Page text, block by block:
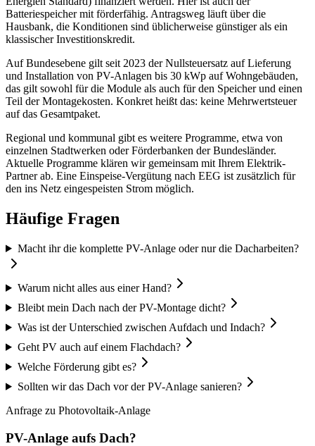
Batteriespeicher mit förderfähig. Antragsweg läuft über die
Hausbank, die Konditionen sind üblicherweise günstiger als ein
klassischer Investitionskredit.
Auf Bundesebene gilt seit 2023 der Nullsteuersatz auf Lieferung
und Installation von PV-Anlagen bis 30 kWp auf Wohngebäuden,
das gilt sowohl für die Module als auch für den Speicher und einen
Teil der Montagekosten. Konkret heißt das: keine Mehrwertsteuer
auf das Gesamtpaket.
Regional und kommunal gibt es weitere Programme, etwa von
einzelnen Stadtwerken oder Förderbanken der Bundesländer.
Aktuelle Programme klären wir gemeinsam mit Ihrem Elektrik-
Partner ab. Eine Einspeise-Vergütung nach EEG ist zusätzlich für
den ins Netz eingespeisten Strom möglich.
Häufige Fragen
Macht ihr die komplette PV-Anlage oder nur die Dacharbeiten?
Warum nicht alles aus einer Hand?
Bleibt mein Dach nach der PV-Montage dicht?
Was ist der Unterschied zwischen Aufdach und Indach?
Geht PV auch auf einem Flachdach?
Welche Förderung gibt es?
Sollten wir das Dach vor der PV-Anlage sanieren?
Anfrage zu Photovoltaik-Anlage
PV-Anlage aufs Dach?